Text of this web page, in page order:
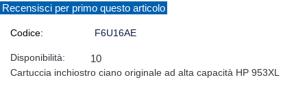
Recensisci per primo questo articolo
Codice: F6U16AE
Disponibilità: 10
Cartuccia inchiostro ciano originale ad alta capacità HP 953XL